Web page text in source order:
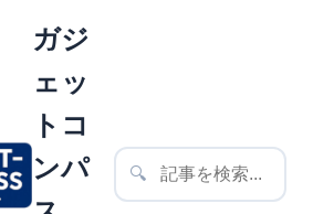
ガジ
ェッ
トコ
ンパ
🔍